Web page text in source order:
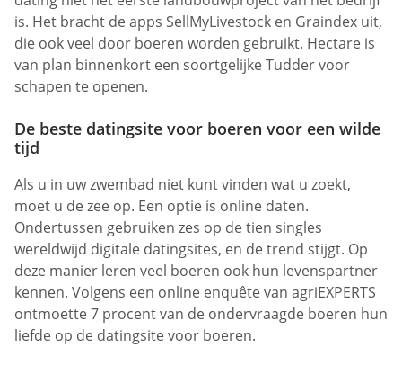
is. Het bracht de apps SellMyLivestock en Graindex uit,
die ook veel door boeren worden gebruikt. Hectare is
van plan binnenkort een soortgelijke Tudder voor
schapen te openen.
De beste datingsite voor boeren voor een wilde
tijd
Als u in uw zwembad niet kunt vinden wat u zoekt,
moet u de zee op. Een optie is online daten.
Ondertussen gebruiken zes op de tien singles
wereldwijd digitale datingsites, en de trend stijgt. Op
deze manier leren veel boeren ook hun levenspartner
kennen. Volgens een online enquête van agriEXPERTS
ontmoette 7 procent van de ondervraagde boeren hun
liefde op de datingsite voor boeren.